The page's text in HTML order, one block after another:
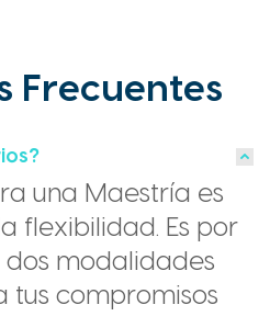
Frecuentes
una Maestría es
flexibilidad. Es por
dos modalidades
tus compromisos